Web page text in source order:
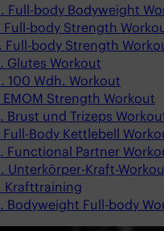
Full-body Bodyweight
Full-body Strength
Full-body Strength
Glutes Workout
100 Wdh. Workout
EMOM Strength Workout
Brust und Trizeps
Full-Body Kettlebell
Functional Partner
Unterkörper-Kraft-
Krafttraining
Bodyweight Full-body